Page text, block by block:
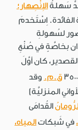
سَهلةُ الاِنْصِهار؛
اِسْتَخدمَ
لسُهولةِ
بخاصَّةٍ في صُنْعِ
كان أوَّلَ
ق.م. وقد
المنزليَّة)
القُدامَى
في شَبكات المياه،